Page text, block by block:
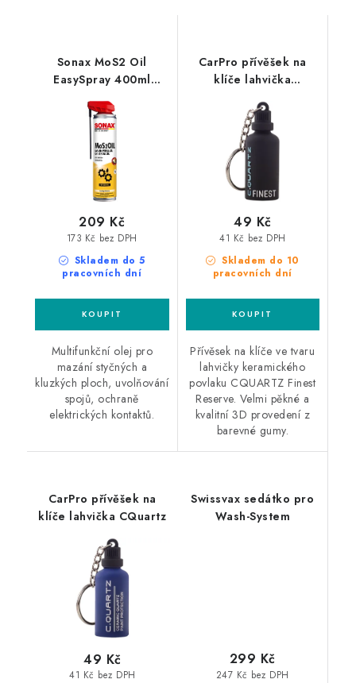
Sonax MoS2 Oil
EasySpray 400ml
multifunkční olej
Skladem do 5
pracovních dní
173 Kč bez DPH
209 Kč
Multifunkční olej pro
mazání styčných a
kluzkých ploch, uvolňování
spojů, ochraně
elektrických kontaktů.
CarPro přívěšek na
klíče lahvička
Skladem do 10
pracovních dní
41 Kč bez DPH
49 Kč
Přívěsek na klíče ve tvaru
lahvičky keramického
povlaku CQUARTZ Finest
Reserve. Velmi pěkné a
kvalitní 3D provedení z
barevné gumy.
CarPro přívěšek na
klíče lahvička CQuartz
41 Kč bez DPH
49 Kč
Swissvax sedátko pro
Wash-System
247 Kč bez DPH
299 Kč